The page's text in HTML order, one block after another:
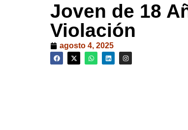
Joven de 18
Violación
agosto 4, 2025